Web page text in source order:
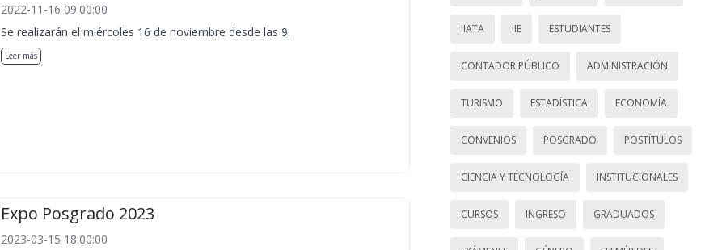
2022-11-16 09:00:00
Se realizarán el miércoles 16 de noviembre desde las 9.
Leer más
Expo Posgrado 2023
2023-03-15 18:00:00
IIATA IIE ESTUDIANTES
CONTADOR PÚBLICO ADMINISTRACIÓN
TURISMO ESTADÍSTICA ECONOMÍA
CONVENIOS POSGRADO POSTÍTULOS
CIENCIA Y TECNOLOGÍA INSTITUCIONALES
CURSOS INGRESO GRADUADOS